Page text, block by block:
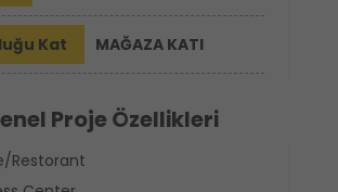
Kat MAĞAZA KATI
Proje Özellikleri
Restorant